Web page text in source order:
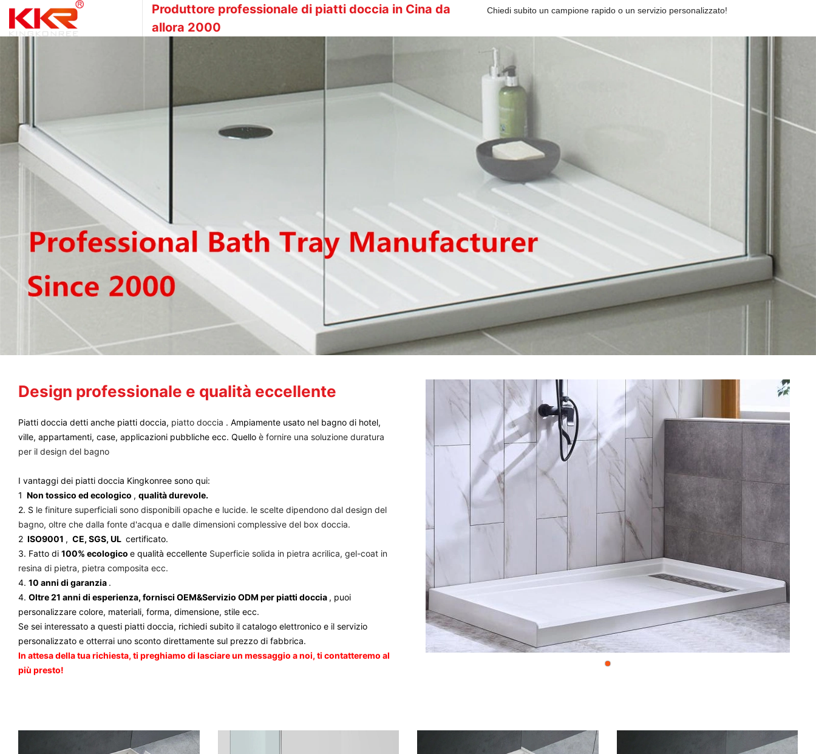
Produttore professionale di piatti doccia in Cina da
allora 2000
Chiedi subito un campione rapido o un servizio personalizzato!
Design professionale e qualità eccellente
Piatti doccia detti anche piatti doccia, piatto doccia . Ampiamente usato nel bagno di hotel,
ville, appartamenti, case, applicazioni pubbliche ecc. Quello è fornire una soluzione duratura
per il design del bagno
I vantaggi dei piatti doccia Kingkonree sono qui:
1 Non tossico ed ecologico , qualità durevole.
2. S le finiture superficiali sono disponibili opache e lucide. le scelte dipendono dal design del
bagno, oltre che dalla fonte d'acqua e dalle dimensioni complessive del box doccia.
2 ISO9001 , CE, SGS, UL certificato.
3. Fatto di 100% ecologico e qualità eccellente Superficie solida in pietra acrilica, gel-coat in
resina di pietra, pietra composita ecc.
4. 10 anni di garanzia .
4. Oltre 21 anni di esperienza, fornisci OEM&Servizio ODM per piatti doccia , puoi
personalizzare colore, materiali, forma, dimensione, stile ecc.
Se sei interessato a questi piatti doccia, richiedi subito il catalogo elettronico e il servizio
personalizzato e otterrai uno sconto direttamente sul prezzo di fabbrica.
In attesa della tua richiesta, ti preghiamo di lasciare un messaggio a noi, ti contatteremo al
più presto!